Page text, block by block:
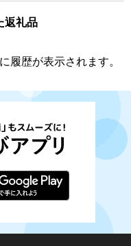
返礼品
履歴が表示されます。